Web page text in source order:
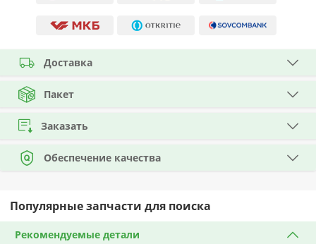
Доставка
Пакет
Заказать
Обеспечение качества
Популярные запчасти для поиска
Рекомендуемые детали